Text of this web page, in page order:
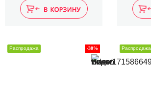
-30%
Распродажа Распродажа